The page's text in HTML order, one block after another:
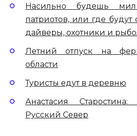
Насильно будешь
патриотов, или где будут
дайверы, охотники и
Летний отпуск на
области
Туристы едут в деревню
Анастасия
Русский Север